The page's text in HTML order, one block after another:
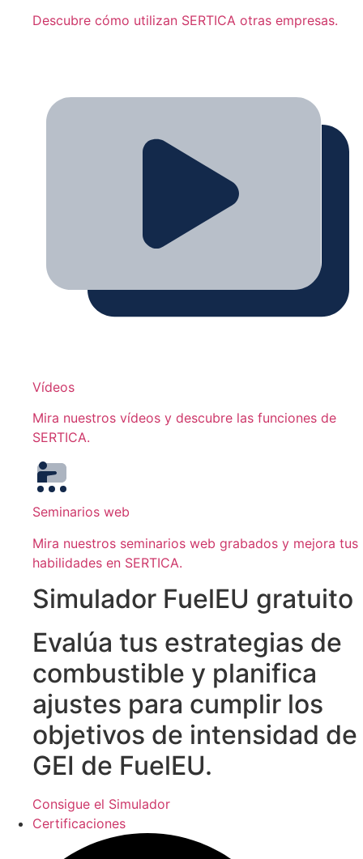
Descubre cómo utilizan SERTICA otras empresas.
Vídeos
Mira nuestros vídeos y descubre las funciones de
SERTICA.
Seminarios web
Mira nuestros seminarios web grabados y mejora tus
habilidades en SERTICA.
Simulador FuelEU gratuito
Evalúa tus estrategias de
combustible y planifica
ajustes para cumplir los
objetivos de intensidad de
GEI de FuelEU.
Consigue el Simulador
Certificaciones